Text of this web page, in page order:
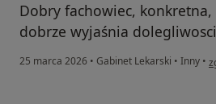
Dobry fachowiec,
dobrze wyjaśnia dolegliwosci
25 marca 2026 • Gabinet Lekarski • Inny •